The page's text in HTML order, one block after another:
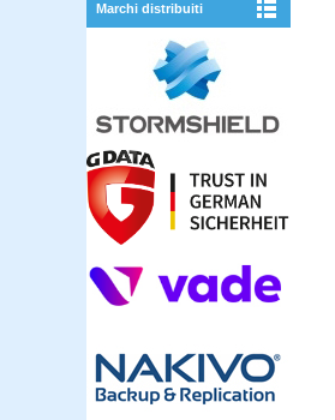
Marchi distribuiti